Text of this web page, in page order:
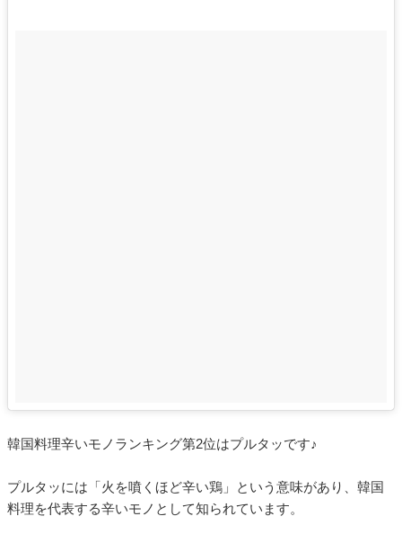
韓国料理辛いモノランキング第2位はプルタッです♪
プルタッには「火を噴くほど辛い鶏」という意味があり、韓国
料理を代表する辛いモノとして知られています。